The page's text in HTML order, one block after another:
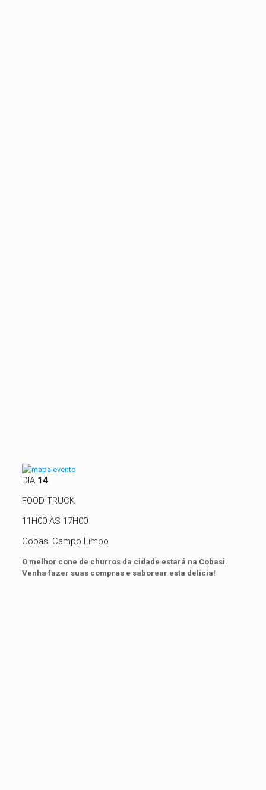
DIA 14
FOOD TRUCK
11H00 ÀS 17H00
Cobasi Campo Limpo
O melhor cone de churros da cidade estará na Cobasi.
Venha fazer suas compras e saborear esta delícia!